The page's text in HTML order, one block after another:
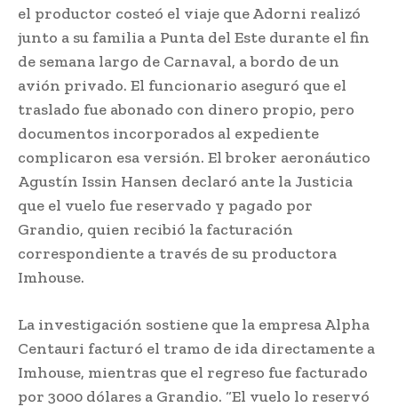
el productor costeó el viaje que Adorni realizó
junto a su familia a Punta del Este durante el fin
de semana largo de Carnaval, a bordo de un
avión privado. El funcionario aseguró que el
traslado fue abonado con dinero propio, pero
documentos incorporados al expediente
complicaron esa versión. El broker aeronáutico
Agustín Issin Hansen declaró ante la Justicia
que el vuelo fue reservado y pagado por
Grandio, quien recibió la facturación
correspondiente a través de su productora
Imhouse.
La investigación sostiene que la empresa Alpha
Centauri facturó el tramo de ida directamente a
Imhouse, mientras que el regreso fue facturado
por 3000 dólares a Grandio. “El vuelo lo reservó